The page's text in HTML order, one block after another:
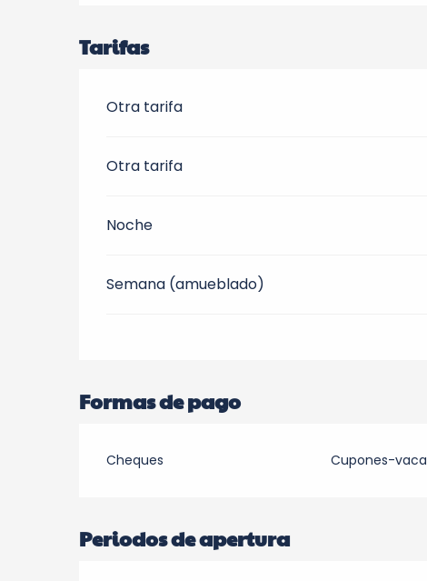
Tarifas
Otra tarifa
Otra tarifa
Noche
Semana (amueblado)
Formas de pago
Cheques Cupones-
Periodos de apertura